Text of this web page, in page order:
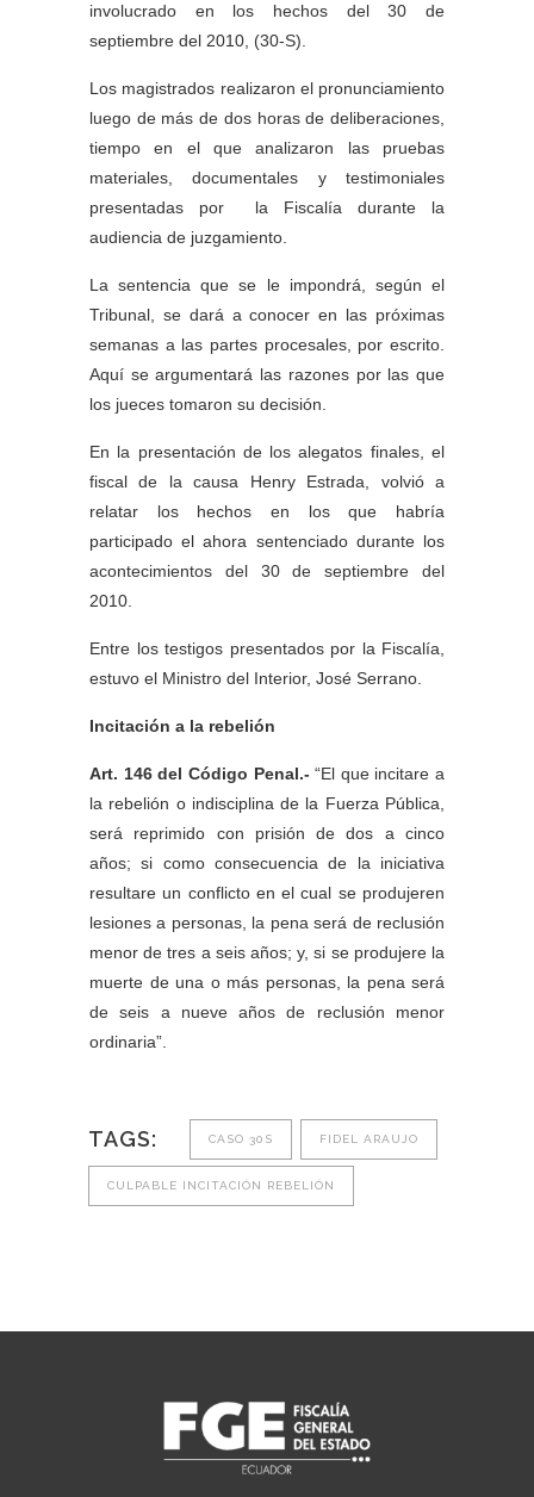
involucrado en los hechos del 30 de
septiembre del 2010, (30-S).
Los magistrados realizaron el pronunciamiento
luego de más de dos horas de deliberaciones,
tiempo en el que analizaron las pruebas
materiales, documentales y testimoniales
presentadas por la Fiscalía durante la
audiencia de juzgamiento.
La sentencia que se le impondrá, según el
Tribunal, se dará a conocer en las próximas
semanas a las partes procesales, por escrito.
Aquí se argumentará las razones por las que
los jueces tomaron su decisión.
En la presentación de los alegatos finales, el
fiscal de la causa Henry Estrada, volvió a
relatar los hechos en los que habría
participado el ahora sentenciado durante los
acontecimientos del 30 de septiembre del
2010.
Entre los testigos presentados por la Fiscalía,
estuvo el Ministro del Interior, José Serrano.
Incitación a la rebelión
Art. 146 del Código Penal.-“El que incitare a
la rebelión o indisciplina de la Fuerza Pública,
será reprimido con prisión de dos a cinco
años; si como consecuencia de la iniciativa
resultare un conflicto en el cual se produjeren
lesiones a personas, la pena será de reclusión
menor de tres a seis años; y, si se produjere la
muerte de una o más personas, la pena será
de seis a nueve años de reclusión menor
ordinaria”.
TAGS: CASO 30S FIDEL ARAUJO
CULPABLE INCITACIÓN REBELIÓN